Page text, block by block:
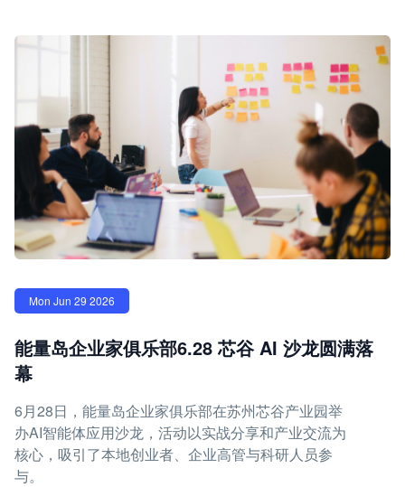
Mon Jun 29 2026
能量岛企业家俱乐部6.28 芯谷 AI 沙龙圆满落
幕
6月28日，能量岛企业家俱乐部在苏州芯谷产业园举
办AI智能体应用沙龙，活动以实战分享和产业交流为
核心，吸引了本地创业者、企业高管与科研人员参
与。